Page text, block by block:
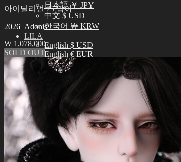
日本語 ￥ JPY
中文 $ USD
한국어 ￦ KRW
LILA
English $ USD
English € EUR
日本語 ￥ JPY
中文 $ USD
한국어 ￦ KRW
검
색:
0
장바구니에 상품이 없습니다.
0
아이딜리언 75 남아
2026_Adonis
₩ 1,078,000
SOLD OUT